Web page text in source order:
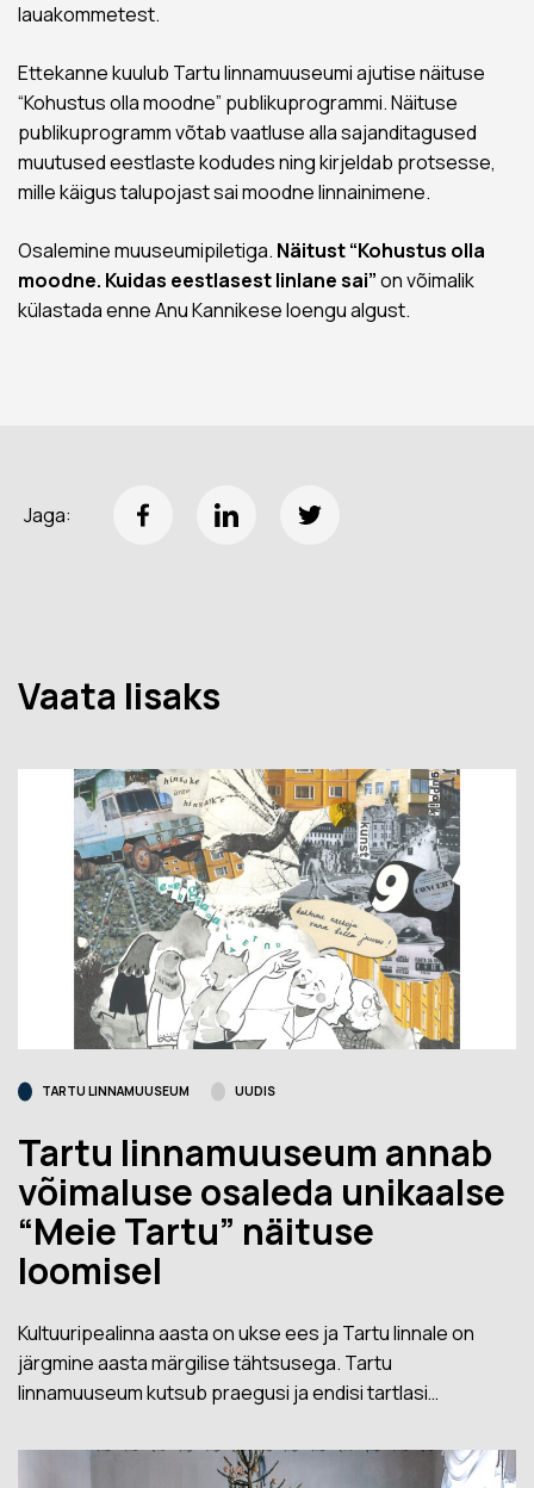
lauakommetest.
Ettekanne kuulub Tartu linnamuuseumi ajutise näituse
“Kohustus olla moodne” publikuprogrammi. Näituse
publikuprogramm võtab vaatluse alla sajanditagused
muutused eestlaste kodudes ning kirjeldab protsesse,
mille käigus talupojast sai moodne linnainimene.
Osalemine muuseumipiletiga. Näitust “Kohustus olla
moodne. Kuidas eestlasest linlane sai”on võimalik
külastada enne Anu Kannikese loengu algust.
Jaga:
Vaata lisaks
TARTU LINNAMUUSEUM UUDIS
Tartu linnamuuseum annab
võimaluse osaleda unikaalse
“Meie Tartu” näituse
loomisel
Kultuuripealinna aasta on ukse ees ja Tartu linnale on
järgmine aasta märgilise tähtsusega. Tartu
linnamuuseum kutsub praegusi ja endisi tartlasi…